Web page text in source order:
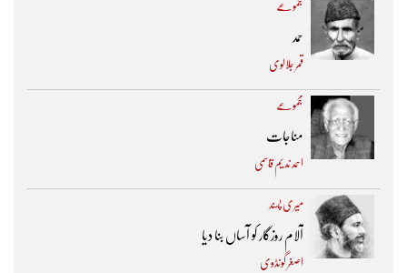
مجموعے
حمد
قمر جلالوی
مجموعے
مناجات
احمد ندیم قاسمی
میری پسند
آلام روزگار کو آساں بنا دیا
اصغر گونڈوی